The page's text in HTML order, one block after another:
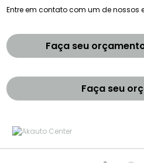
Entre em contato com um de nossos
Faça seu
Faça seu